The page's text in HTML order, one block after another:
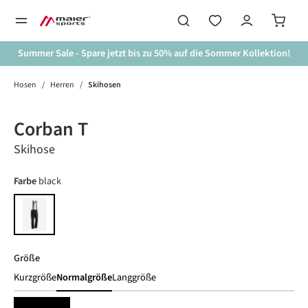
springen
Summer Sale - Spare jetzt bis zu 50% auf die Sommer Kollektion!
Hosen / Herren / Skihosen
Corban T
Skihose
Farbeauswählen
black
black
Größeauswählen
KurzgrößeNormalgrößeLanggröße